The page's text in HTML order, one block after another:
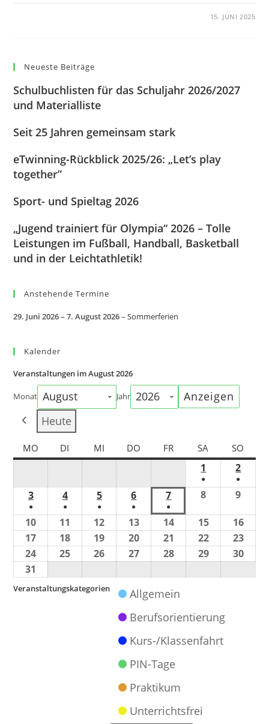
15. JUNI 2025
Neueste Beiträge
Schulbuchlisten für das Schuljahr 2026/2027
und Materialliste
Seit 25 Jahren gemeinsam stark
eTwinning-Rückblick 2025/26: „Let’s play
together”
Sport- und Spieltag 2026
„Jugend trainiert für Olympia“ 2026 – Tolle
Leistungen im Fußball, Handball, Basketball
und in der Leichtathletik!
Anstehende Termine
29. Juni 2026– 7. August 2026–Sommerferien
Kalender
Veranstaltungen im August 2026
Monat Jahr
Heute
MO DI MI DO FR SA SO
1
●
2
●
3
●
4
●
5
●
6
●
7
●
8 9
10 11 12 13 14 15
16
17
18 19 20 21 22
23
24
25 26 27 28 29
30
31
Veranstaltungskategorien
Allgemein
Berufsorientierung
Kurs-/Klassenfahrt
PIN-Tage
Praktikum
Unterrichtsfrei